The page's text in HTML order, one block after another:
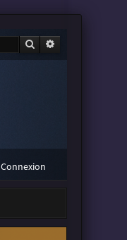
Rechercher
Connexion